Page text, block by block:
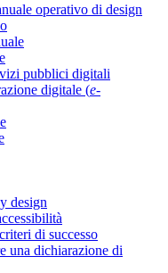
operativo di design
pubblici digitali
digitale (e-
design
di successo
una dichiarazione di